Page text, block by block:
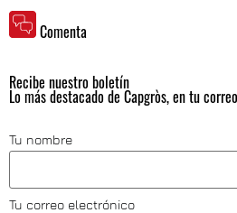
Comenta
Recibe nuestro boletín
Lo más destacado de Capgròs, en tu
Tu nombre
Tu correo electrónico